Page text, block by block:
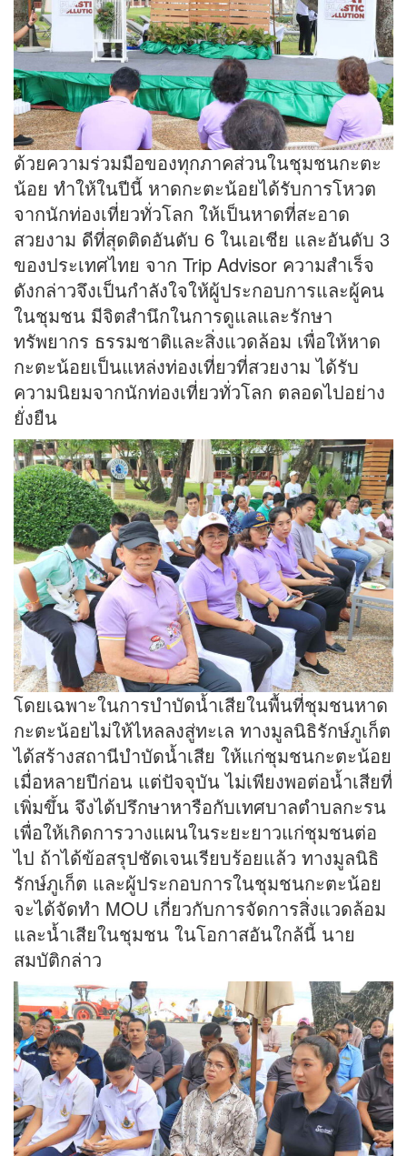
ด้วยความร่วมมือของทุกภาคส่วนในชุมชนกะตะ
น้อย ทำให้ในปีนี้ หาดกะตะน้อยได้รับการโหวต
จากนักท่องเที่ยวทั่วโลก ให้เป็นหาดที่สะอาด
สวยงาม ดีที่สุดติดอันดับ 6 ในเอเชีย และอันดับ 3
ของประเทศไทย จาก Trip Advisor ความสำเร็จ
ดังกล่าวจึงเป็นกำลังใจให้ผู้ประกอบการและผู้คน
ในชุมชน มีจิตสำนึกในการดูแลและรักษา
ทรัพยากร ธรรมชาติและสิ่งแวดล้อม เพื่อให้หาด
กะตะน้อยเป็นแหล่งท่องเที่ยวที่สวยงาม ได้รับ
ความนิยมจากนักท่องเที่ยวทั่วโลก ตลอดไปอย่าง
ยั่งยืน
โดยเฉพาะในการบำบัดน้ำเสียในพื้นที่ชุมชนหาด
กะตะน้อยไม่ให้ไหลลงสู่ทะเล ทางมูลนิธิรักษ์ภูเก็ต
ได้สร้างสถานีบำบัดน้ำเสีย ให้แก่ชุมชนกะตะน้อย
เมื่อหลายปีก่อน แต่ปัจจุบัน ไม่เพียงพอต่อน้ำเสียที่
เพิ่มขึ้น จึงได้ปรึกษาหารือกับเทศบาลตำบลกะรน
เพื่อให้เกิดการวางแผนในระยะยาวแก่ชุมชนต่อ
ไป ถ้าได้ข้อสรุปชัดเจนเรียบร้อยแล้ว ทางมูลนิธิ
รักษ์ภูเก็ต และผู้ประกอบการในชุมชนกะตะน้อย
จะได้จัดทำ MOU เกี่ยวกับการจัดการสิ่งแวดล้อม
และน้ำเสียในชุมชน ในโอกาสอันใกล้นี้ นาย
สมบัติกล่าว